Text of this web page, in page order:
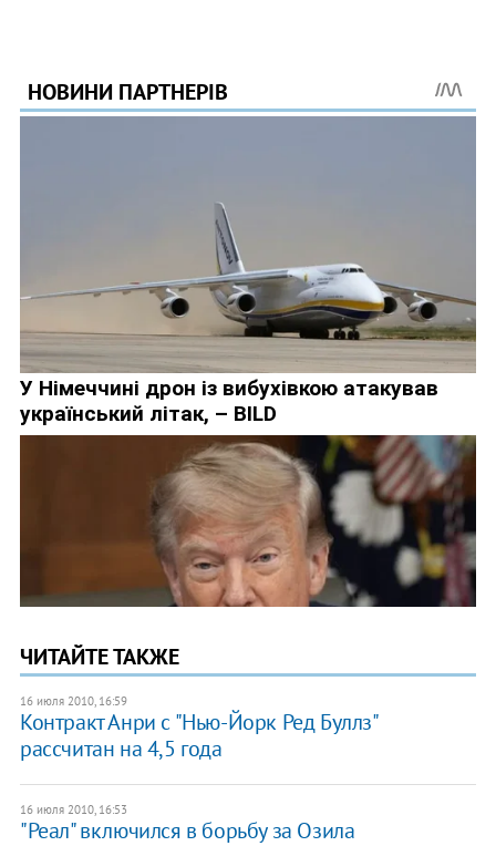
ЧИТАЙТЕ ТАКЖЕ
16 июля 2010, 16:59
Контракт Анри с "Нью-Йорк Ред Буллз"
рассчитан на 4,5 года
16 июля 2010, 16:53
"Реал" включился в борьбу за Озила